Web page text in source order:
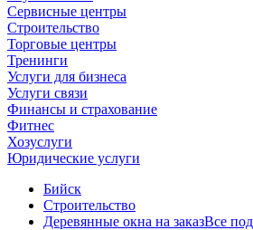
Сервисные центры
Строительство
Торговые центры
Тренинги
Услуги для бизнеса
Услуги связи
Финансы и страхование
Фитнес
Хозуслуги
Юридические услуги
Бийск
Строительство
Деревянные окна на заказВсе